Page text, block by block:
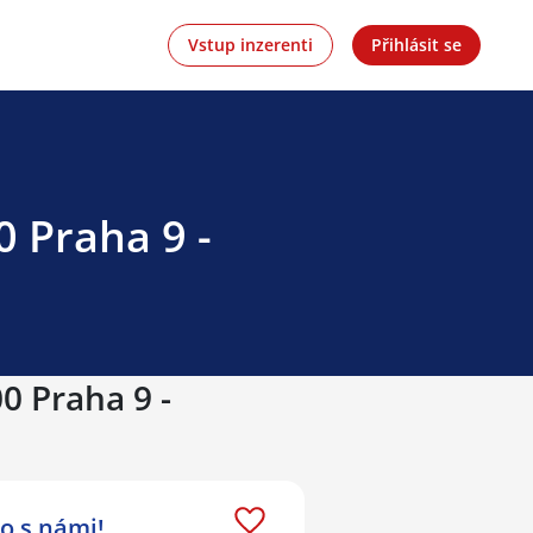
Vstup inzerenti Přihlásit se
Praha 9 -
Praha 9 -